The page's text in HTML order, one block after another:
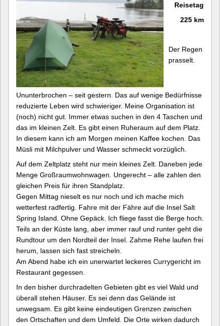
Reisetag
225 km
Der Regen
prasselt.
Ununterbrochen – seit gestern. Das auf wenige Bedürfnisse
reduzierte Leben wird schwieriger. Meine Organisation ist
(noch) nicht gut. Immer etwas suchen in den 4 Taschen und
das im kleinen Zelt. Es gibt einen Ruheraum auf dem Platz.
In diesem kann ich am Morgen meinen Kaffee kochen. Das
Müsli mit Milchpulver und Wasser schmeckt vorzüglich.
Auf dem Zeltplatz steht nur mein kleines Zelt. Daneben jede
Menge Großraumwohnwagen. Ungerecht – alle zahlen den
gleichen Preis für ihren Standplatz.
Gegen Mittag nieselt es nur noch und ich mache mich
wetterfest radfertig. Fahre mit der Fähre auf die Insel Salt
Spring Island. Ohne Gepäck. Ich fliege fasst die Berge hoch.
Teils an der Küste lang, aber immer rauf und runter geht die
Rundtour um den Nordteil der Insel. Zahme Rehe laufen frei
herum, lassen sich fast streicheln.
Am Abend habe ich ein unerwartet leckeres Currygericht im
Restaurant gegessen.
In den bisher durchradelten Gebieten gibt es viel Wald und
überall stehen Häuser. Es sei denn das Gelände ist
unwegsam. Es gibt keine eindeutigen Grenzen zwischen
den Ortschaften und dem Umfeld. Die Orte wirken dadurch